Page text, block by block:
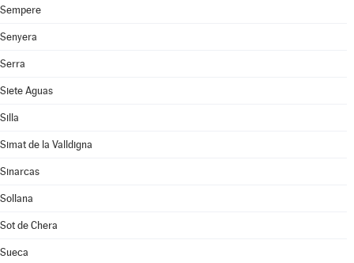
Sempere
Senyera
Serra
Siete Aguas
Silla
Simat de la Valldigna
Sinarcas
Sollana
Sot de Chera
Sueca